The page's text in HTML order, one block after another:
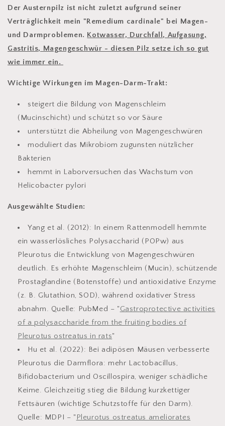
Der Austernpilz ist nicht zuletzt aufgrund seiner
Verträglichkeit mein "Remedium cardinale" bei Magen-
und Darmproblemen. Kotwasser, Durchfall, Aufgasung,
Gastritis, Magengeschwür - diesen Pilz setze ich so gut
wie immer ein.
Wichtige Wirkungen im Magen-Darm-Trakt:
steigert die Bildung von Magenschleim
(Mucinschicht) und schützt so vor Säure
unterstützt die Abheilung von Magengeschwüren
moduliert das Mikrobiom zugunsten nützlicher
Bakterien
hemmt in Laborversuchen das Wachstum von
Helicobacter pylori
Ausgewählte Studien:
Yang et al. (2012): In einem Rattenmodell hemmte
ein wasserlösliches Polysaccharid (POPw) aus
Pleurotus die Entwicklung von Magengeschwüren
deutlich. Es erhöhte Magenschleim (Mucin), schützende
Prostaglandine (Botenstoffe) und antioxidative Enzyme
(z. B. Glutathion, SOD), während oxidativer Stress
abnahm. Quelle: PubMed – "Gastroprotective activities
of a polysaccharide from the fruiting bodies of
Pleurotus ostreatus in rats"
Hu et al. (2022): Bei adipösen Mäusen verbesserte
Pleurotus die Darmflora: mehr Lactobacillus,
Bifidobacterium und Oscillospira, weniger schädliche
Keime. Gleichzeitig stieg die Bildung kurzkettiger
Fettsäuren (wichtige Schutzstoffe für den Darm).
Quelle: MDPI – " Pleurotus ostreatus ameliorates